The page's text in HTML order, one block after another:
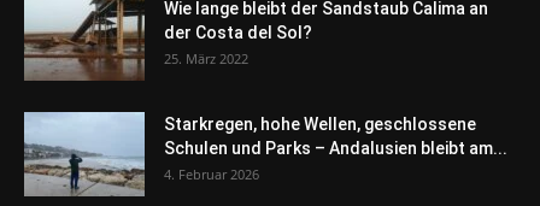
Wie lange bleibt der Sandstaub Calima an
der Costa del Sol?
25. März 2022
Starkregen, hohe Wellen, geschlossene
Schulen und Parks – Andalusien bleibt am...
4. Februar 2026